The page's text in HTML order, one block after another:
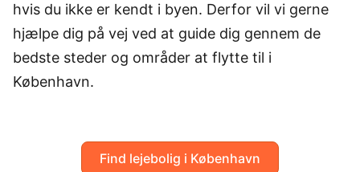
hvis du ikke er kendt i byen. Derfor vil vi gerne
hjælpe dig på vej ved at guide dig gennem de
bedste steder og områder at flytte til i
København.
Find lejebolig i København